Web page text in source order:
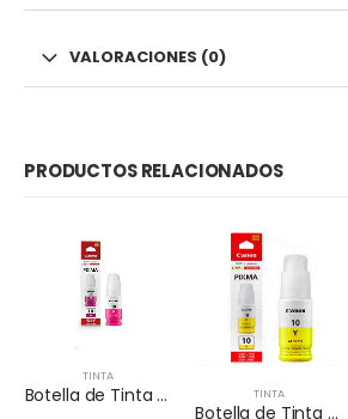
VALORACIONES (0)
PRODUCTOS RELACIONADOS
TINTA
Botella de Tinta Original Canon GI-10 Magenta TINTA
Botella de Tinta Original Canon GI-10 Yellow